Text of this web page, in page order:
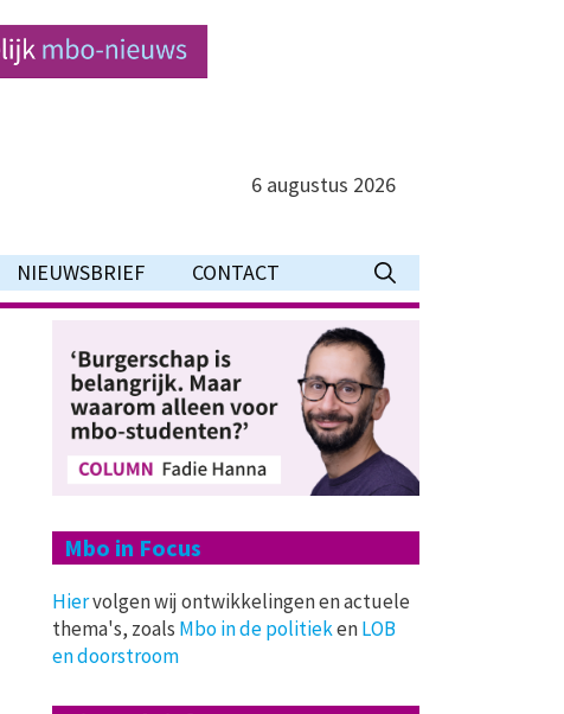
6 augustus 2026
NIEUWSBRIEF CONTACT
Mbo in Focus
Hiervolgen wij ontwikkelingen en actuele
thema's, zoals Mbo in de politiekenLOB
en doorstroom